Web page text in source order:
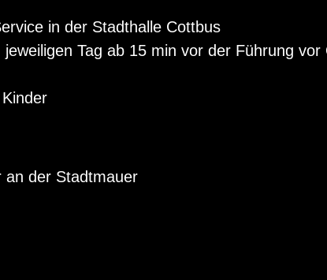
in der Stadthalle Cottbus
Tag ab 15 min vor der Führung vor